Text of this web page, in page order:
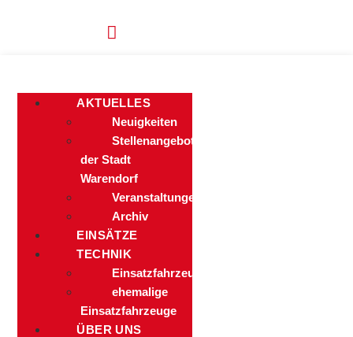
AKTUELLES
Neuigkeiten
Stellenangebote
der Stadt
Warendorf
Veranstaltungen
Archiv
EINSÄTZE
TECHNIK
Einsatzfahrzeuge
ehemalige
Einsatzfahrzeuge
ÜBER UNS